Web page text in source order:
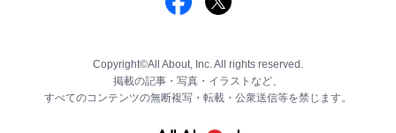
Copyright©All About, Inc. All rights reserved.
掲載の記事・写真・イラストなど、
すべてのコンテンツの無断複写・転載・公衆送信等を禁じます。